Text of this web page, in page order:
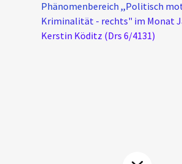
Podcasts
Unterstützer_innen
Phänomenbereich ,,Politisch
Kriminalität - rechts" im Monat
Kerstin Köditz (Drs 6/4131)